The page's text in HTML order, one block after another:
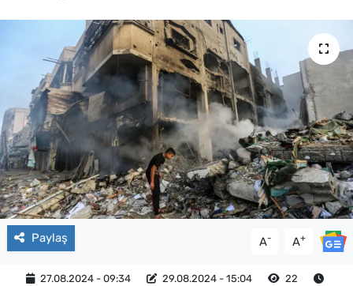
Paylaş A- A+
27.08.2024 - 09:34 29.08.2024 - 15:04
22